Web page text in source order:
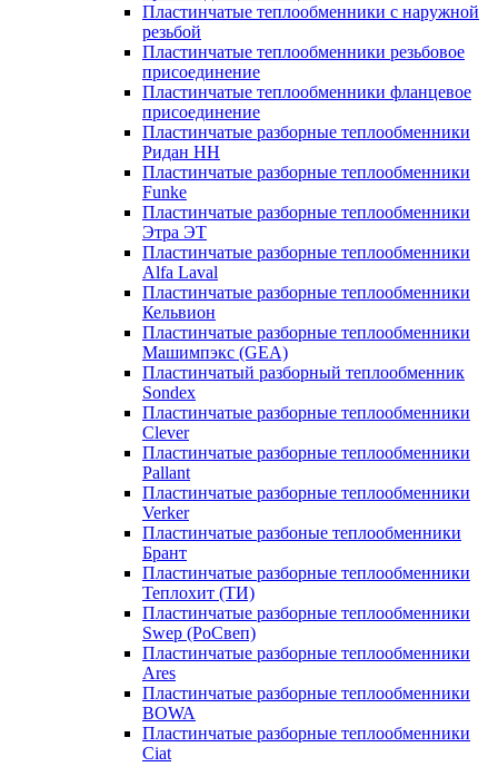
Пластинчатые теплообменники с наружной
резьбой
Пластинчатые теплообменники резьбовое
присоединение
Пластинчатые теплообменники фланцевое
присоединение
Пластинчатые разборные теплообменники
Ридан НН
Пластинчатые разборные теплообменники
Funke
Пластинчатые разборные теплообменники
Этра ЭТ
Пластинчатые разборные теплообменники
Alfa Laval
Пластинчатые разборные теплообменники
Кельвион
Пластинчатые разборные теплообменники
Машимпэкс (GEA)
Пластинчатый разборный теплообменник
Sondex
Пластинчатые разборные теплообменники
Clever
Пластинчатые разборные теплообменники
Pallant
Пластинчатые разборные теплообменники
Verker
Пластинчатые разбоные теплообменники
Брант
Пластинчатые разборные теплообменники
Теплохит (ТИ)
Пластинчатые разборные теплообменники
Swep (РоСвеп)
Пластинчатые разборные теплообменники
Ares
Пластинчатые разборные теплообменники
BOWA
Пластинчатые разборные теплообменники
Ciat